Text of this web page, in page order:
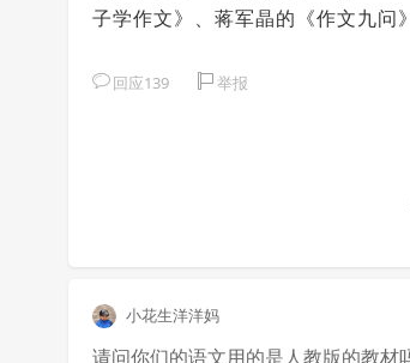
子学作文》、蒋军晶的《作文九问
回应139 举报
小花生洋洋妈
请问你们的语文用的是人教版的教材